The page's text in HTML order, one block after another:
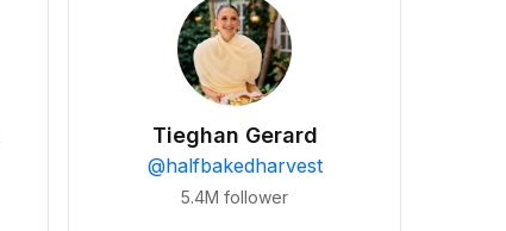
Tieghan Gerard
@halfbakedharvest
5.4M follower